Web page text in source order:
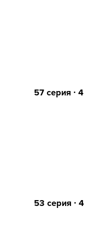
57 серия ∙ 4
53 серия ∙